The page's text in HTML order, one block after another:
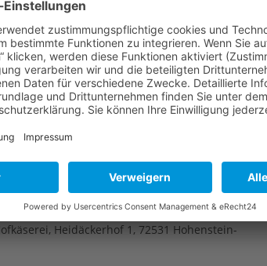
geschützt: „Mozzarella di
mit dem D.O.P-Siegel ausgezeichnet
Im schweizerischen Jura gibt es
deren Milch Mozzarella gefertigt wird. Die
aus der Milch Bulgarischer Wasserbüffel an,
kann man die Tiere auch.
nach Mozzarella-Art kaufen. Der
Ödenwaldstetten auf der Hochfläche der
einiger Zeit eine kleine Herde von 150 Tieren.
dafür ist er besonders schmackhaft. Sie
Heidäckerhof 1, 72531 Hohenstein-